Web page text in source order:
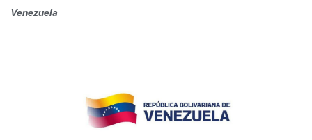
Venezuela